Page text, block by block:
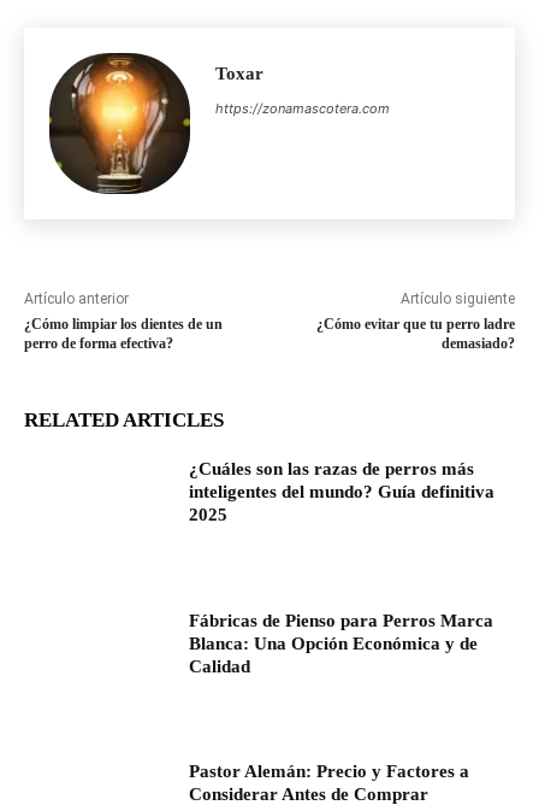
Toxar
https://zonamascotera.com
Artículo anterior
¿Cómo limpiar los dientes de un
perro de forma efectiva?
Artículo siguiente
¿Cómo evitar que tu perro ladre
demasiado?
RELATED ARTICLES
¿Cuáles son las razas de perros más
inteligentes del mundo? Guía definitiva
2025
Fábricas de Pienso para Perros Marca
Blanca: Una Opción Económica y de
Calidad
Pastor Alemán: Precio y Factores a
Considerar Antes de Comprar